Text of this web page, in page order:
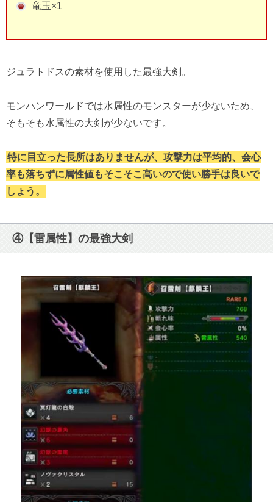
竜玉×1
ジュラトドスの素材を使用した最強大剣。
モンハンワールドでは水属性のモンスターが少ないため、
そもそも水属性の大剣が少ないです。
特に目立った長所はありませんが、攻撃力は平均的、会心
率も落ちずに属性値もそこそこ高いので使い勝手は良いで
しょう。
④【雷属性】の最強大剣